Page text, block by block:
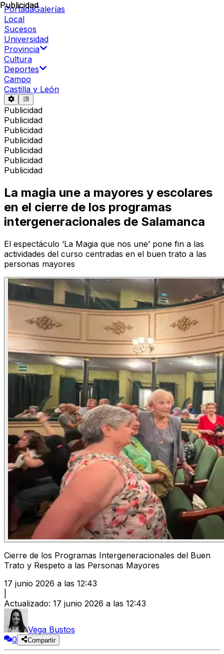
PortadaGalerías
Local
Sucesos
Universidad
Provincia
Cultura
Deportes
Campo
Castilla y León
Publicidad
Publicidad
Publicidad
Publicidad
Publicidad
Publicidad
Publicidad
Publicidad
La magia une a mayores y escolares
en el cierre de los programas
intergeneracionales de Salamanca
El espectáculo ‘La Magia que nos une’ pone fin a las
actividades del curso centradas en el buen trato a las
personas mayores
Cierre de los Programas Intergeneracionales del Buen
Trato y Respeto a las Personas Mayores
17 junio 2026 a las 12:43
Actualizado: 17 junio 2026 a las 12:43
Vega Bustos
0
Compartir
Publicidad